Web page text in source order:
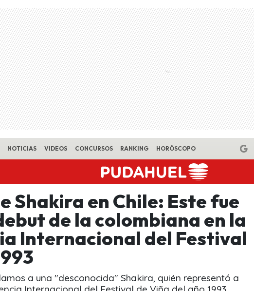
NOTICIAS VIDEOS CONCURSOS RANKING HORÓSCOPO
Shakira en Chile: Este fue
de la colombiana en la
Internacional del Festival
a una "desconocida" Shakira, quién representó a